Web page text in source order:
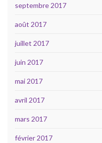
septembre 2017
août 2017
juillet 2017
juin 2017
mai 2017
avril 2017
mars 2017
février 2017